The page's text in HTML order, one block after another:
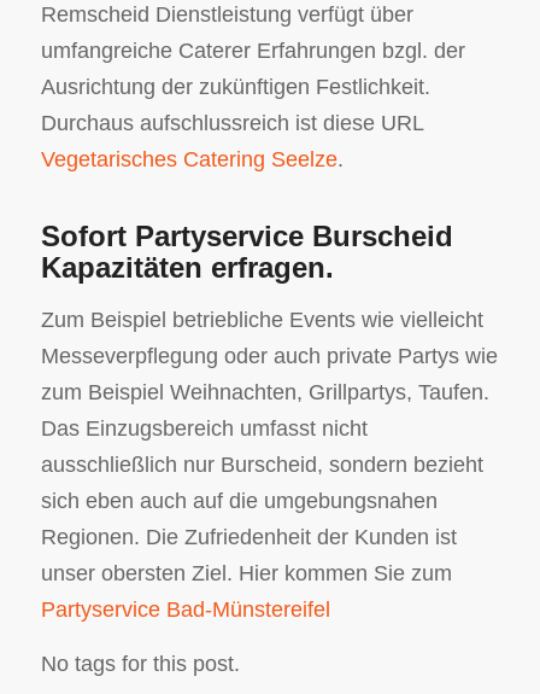
Remscheid Dienstleistung verfügt über
umfangreiche Caterer Erfahrungen bzgl. der
Ausrichtung der zukünftigen Festlichkeit.
Durchaus aufschlussreich ist diese URL
Vegetarisches Catering Seelze.
Sofort Partyservice Burscheid
Kapazitäten erfragen.
Zum Beispiel betriebliche Events wie vielleicht
Messeverpflegung oder auch private Partys wie
zum Beispiel Weihnachten, Grillpartys, Taufen.
Das Einzugsbereich umfasst nicht
ausschließlich nur Burscheid, sondern bezieht
sich eben auch auf die umgebungsnahen
Regionen. Die Zufriedenheit der Kunden ist
unser obersten Ziel. Hier kommen Sie zum
Partyservice Bad-Münstereifel
No tags for this post.